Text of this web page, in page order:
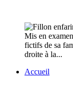
Mis en
fictifs de sa
droite à la...
Accueil